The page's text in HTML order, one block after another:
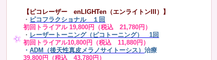
【ピコレーザー enLIGHTen（エンライトンIII）】
・ ピコフラクショナル １回
初回トライアル 19,800円（税込 21,780円）
・ レーザートーニング（ピコトーニング） 1回
初回トライアル10,800円（税込 11,880円）
・ADM（後天性真皮メラノサイトーシス）治療
39,800円（税込 43,780円）